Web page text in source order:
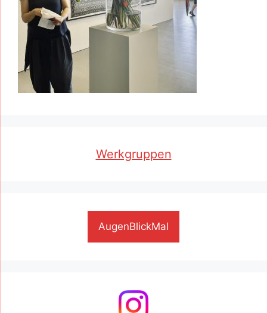
Werkgruppen
AugenBlickMal